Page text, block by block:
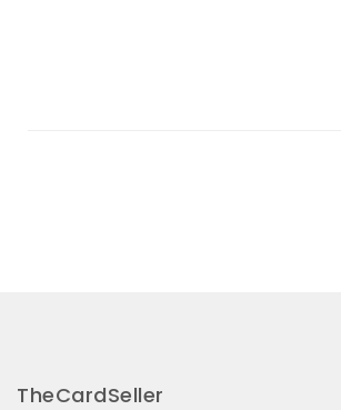
TheCardSeller